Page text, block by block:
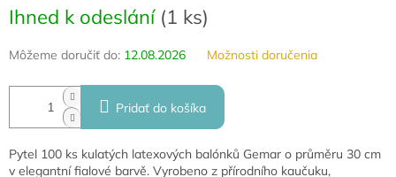
cena:
Ihned k odeslání (1 ks)
Môžeme doručiť do: 12.08.2026 Možnosti doručenia
Pridať do košíka
Pytel 100 ks kulatých latexových balónků Gemar o průměru 30 cm
v elegantní fialové barvě. Vyrobeno z přírodního kaučuku,